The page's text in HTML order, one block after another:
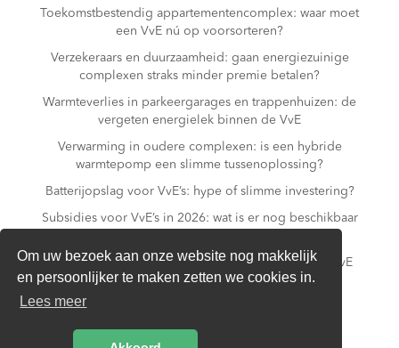
Om uw bezoek aan onze website nog makkelijk
en persoonlijker te maken zetten we cookies in.
Lees meer
Toekomstbestendig appartementencomplex: waar moet
een VvE nú op voorsorteren?
Verzekeraars en duurzaamheid: gaan energiezuinige
complexen straks minder premie betalen?
Warmteverlies in parkeergarages en trappenhuizen: de
vergeten energielek binnen de VvE
Verwarming in oudere complexen: is een hybride
warmtepomp een slimme tussenoplossing?
Batterijopslag voor VvE’s: hype of slimme investering?
Subsidies voor VvE’s in 2026: wat is er nog beschikbaar
Slim laden in parkeergarages: hoe voorkomt een VvE
overbelasting van de installatie?
Van gas naar all-electric: is dat realistisch voor een